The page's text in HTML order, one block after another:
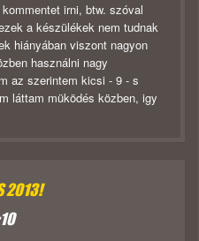
irni, btw. szóval
a készülékek nem tudnak
hiányában viszont nagyon
használni nagy
az szerintem kicsi - 9 - s
láttam müködés közben, igy
2013!